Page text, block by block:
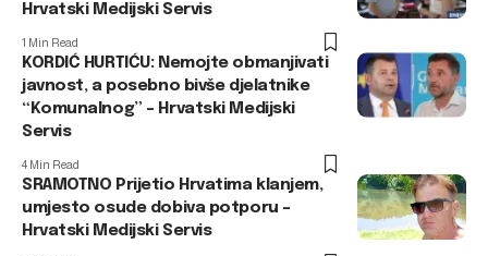
Hrvatski Medijski Servis
1 Min Read
KORDIĆ HURTIĆU: Nemojte obmanjivati
javnost, a posebno bivše djelatnike
“Komunalnog” – Hrvatski Medijski
Servis
4 Min Read
SRAMOTNO Prijetio Hrvatima klanjem,
umjesto osude dobiva potporu –
Hrvatski Medijski Servis